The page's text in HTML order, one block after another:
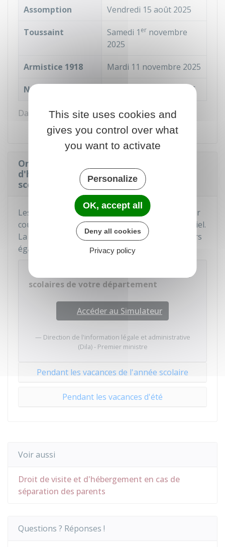
Dates des fêtes légales en 2025
Assomption Vendredi 15 août 2025
Toussaint Samedi 1 er novembre
2025
Armistice 1918 Mardi 11 novembre 2025
Noël Jeudi 25 décembre 2025
Organiser le droit de visite et
d'hébergement pendant les vacances
scolaires
Les vacances scolaires débutent après le dernier
cours des jours indiqués dans le calendrier officiel.
La reprise des cours s'effectue le matin des jours
également indiqués dans le calendrier officiel :
Connaître le calendrier des vacances
scolaires de votre département
Accéder au Simulateur
Direction de l'information légale et administrative
(Dila) - Premier ministre
Pendant les vacances de l'année scolaire
Pendant les vacances d'été
Voir aussi
Droit de visite et d'hébergement en cas de
séparation des parents
Questions ? Réponses !
This site uses cookies and
gives you control over what
you want to activate
Personalize
OK, accept all
Deny all cookies
Privacy policy